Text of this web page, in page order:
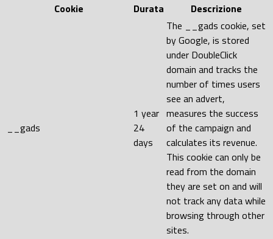
Cookie
Durata Descrizione
__gads
1 year
24
days
The __gads cookie, set
by Google, is stored
under DoubleClick
domain and tracks the
number of times users
see an advert,
measures the success
of the campaign and
calculates its revenue.
This cookie can only be
read from the domain
they are set on and will
not track any data while
browsing through other
sites.